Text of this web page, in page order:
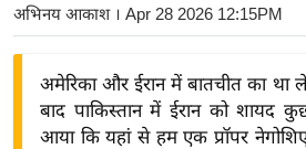
बि
ज़
अभिनय आकाश। Apr 28 2026 12:15PM
अमेरिका और ईरान में बातचीत का
बाद पाकिस्तान में ईरान को शायद
आया कि यहां से हम एक प्रॉपर